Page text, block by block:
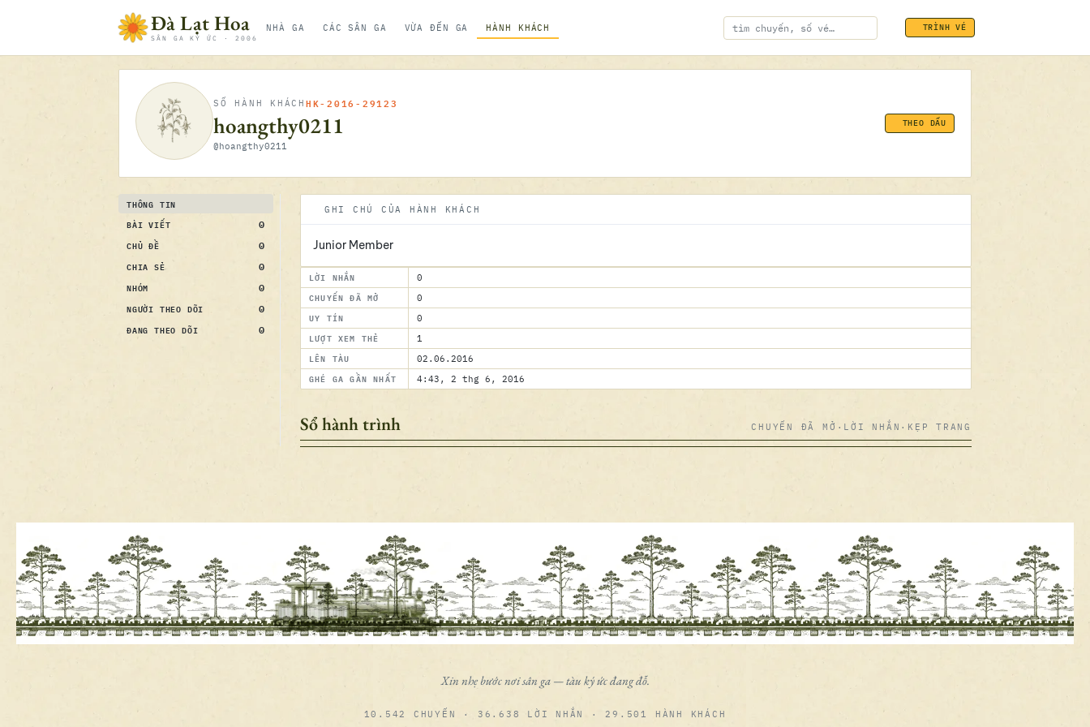
Đà Lạt Hoa
SÂN GA KÝ ỨC · 2006
NHÀ GA CÁC SÂN GA VỪA ĐẾN GA HÀNH KHÁCH TRÌNH VÉ
SỐ HÀNH KHÁCH HK-2016-29123
hoangthy0211
@hoangthy0211
THEO DẤU
THÔNG TIN
BÀI VIẾT
0
CHỦ ĐỀ 0
CHIA SẺ 0
NHÓM 0
NGƯỜI THEO DÕI 0
ĐANG THEO DÕI 0
GHI CHÚ CỦA HÀNH KHÁCH
Junior Member
LỜI NHẮN 0
CHUYẾN ĐÃ MỞ 0
UY TÍN 0
LƯỢT XEM THẺ 1
LÊN TÀU 02.06.2016
GHÉ GA GẦN NHẤT 4:43, 2 thg 6, 2016
Sổ hành trình CHUYẾN ĐÃ MỞ · LỜI NHẮN · KẸP TRANG
Xin nhẹ bước nơi sân ga — tàu ký ức đang đỗ.
10.542 CHUYẾN · 36.638 LỜI NHẮN · 29.501 HÀNH KHÁCH